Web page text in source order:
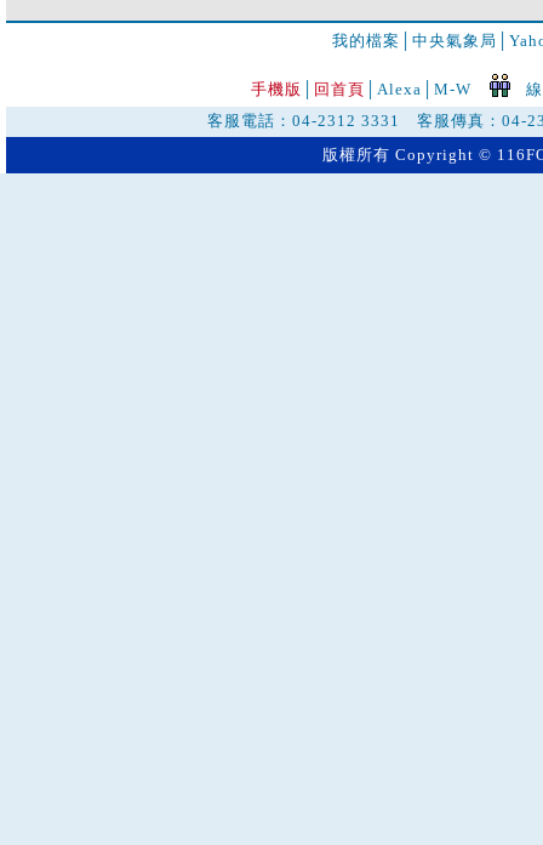
我的檔案 │中央氣象局 │
手機版 回首頁 │Alexa│M-W
客服電話：04-2312 3331 客服傳真：
版權所有 Copyright ©